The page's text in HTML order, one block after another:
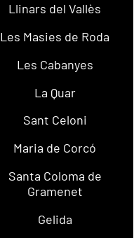
Llinars del Vallès
Les Masies de Roda
Les Cabanyes
La Quar
Sant Celoni
Maria de Corcó
Santa Coloma de
Gramenet
Gelida